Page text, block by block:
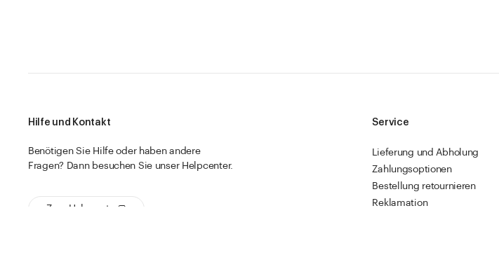
Hilfe und Kontakt
Benötigen Sie Hilfe oder haben andere
Fragen? Dann besuchen Sie unser Helpcenter.
Zum Helpcenter
Service
Lieferung und Abholung
Zahlungsoptionen
Bestellung retournieren
Reklamation